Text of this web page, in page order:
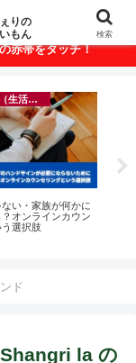
満載！
赤帯をタッチ！
ちぇり info（生活情報）
い・家族が何かに
オンラインカウン
選択肢
ド
la の
りの
もん
検索